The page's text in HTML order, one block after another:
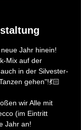
Jahr hinein!
Mix auf der
in der Silvester-
gehen"!💃🏻
wir Alle mit
(im Eintritt
Jahr an!